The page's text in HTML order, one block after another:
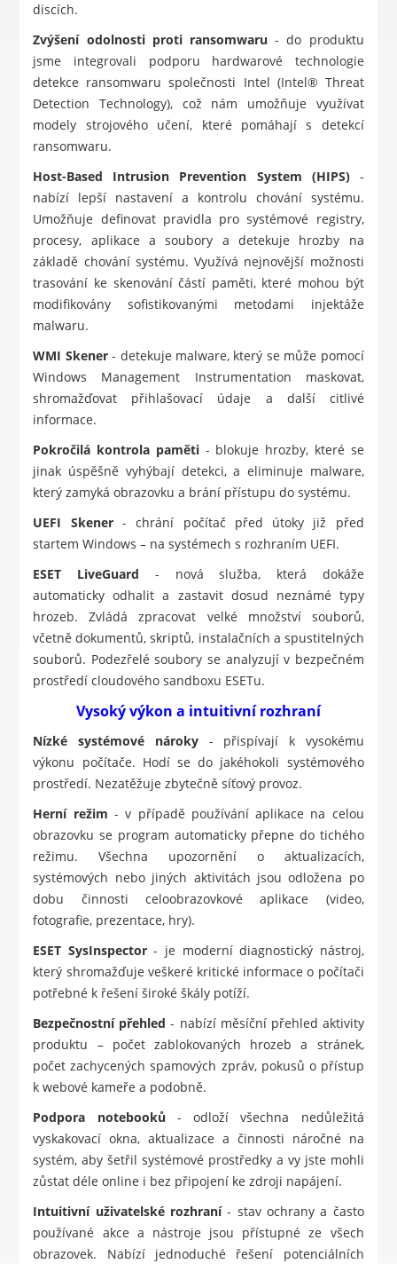
discích.
Zvýšení odolnosti proti ransomwaru - do produktu
jsme integrovali podporu hardwarové technologie
detekce ransomwaru společnosti Intel (Intel® Threat
Detection Technology), což nám umožňuje využívat
modely strojového učení, které pomáhají s detekcí
ransomwaru.
Host-Based Intrusion Prevention System (HIPS)-
nabízí lepší nastavení a kontrolu chování systému.
Umožňuje definovat pravidla pro systémové registry,
procesy, aplikace a soubory a detekuje hrozby na
základě chování systému. Využívá nejnovější možnosti
trasování ke skenování částí paměti, které mohou být
modifikovány sofistikovanými metodami injektáže
malwaru.
WMI Skener- detekuje malware, který se může pomocí
Windows Management Instrumentation maskovat,
shromažďovat přihlašovací údaje a další citlivé
informace.
Pokročilá kontrola paměti- blokuje hrozby, které se
jinak úspěšně vyhýbají detekci, a eliminuje malware,
který zamyká obrazovku a brání přístupu do systému.
UEFI Skener- chrání počítač před útoky již před
startem Windows – na systémech s rozhraním UEFI.
ESET LiveGuard - nová služba, která dokáže
automaticky odhalit a zastavit dosud neznámé typy
hrozeb. Zvládá zpracovat velké množství souborů,
včetně dokumentů, skriptů, instalačních a spustitelných
souborů. Podezřelé soubory se analyzují v bezpečném
prostředí cloudového sandboxu ESETu.
Vysoký výkon a intuitivní rozhraní
Nízké systémové nároky- přispívají k vysokému
výkonu počítače. Hodí se do jakéhokoli systémového
prostředí. Nezatěžuje zbytečně síťový provoz.
Herní režim - v případě používání aplikace na celou
obrazovku se program automaticky přepne do tichého
režimu. Všechna upozornění o aktualizacích,
systémových nebo jiných aktivitách jsou odložena po
dobu činnosti celoobrazovkové aplikace (video,
fotografie, prezentace, hry).
ESET SysInspector- je moderní diagnostický nástroj,
který shromažďuje veškeré kritické informace o počítači
potřebné k řešení široké škály potíží.
Bezpečnostní přehled - nabízí měsíční přehled aktivity
produktu – počet zablokovaných hrozeb a stránek,
počet zachycených spamových zpráv, pokusů o přístup
k webové kameře a podobně.
Podpora notebooků - odloží všechna nedůležitá
vyskakovací okna, aktualizace a činnosti náročné na
systém, aby šetřil systémové prostředky a vy jste mohli
zůstat déle online i bez připojení ke zdroji napájení.
Intuitivní uživatelské rozhraní- stav ochrany a často
používané akce a nástroje jsou přístupné ze všech
obrazovek. Nabízí jednoduché řešení potenciálních